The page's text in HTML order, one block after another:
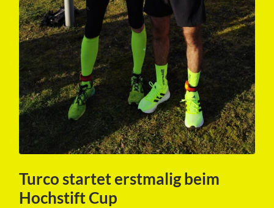
Turco startet erstmalig beim
Hochstift Cup